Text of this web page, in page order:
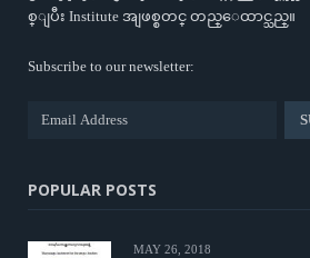
စ္ျပီး Institute အျဖစ္စတင္ တည္ေထာင္သည္။
Subscribe to our newsletter:
POPULAR POSTS
MAY 26, 2018